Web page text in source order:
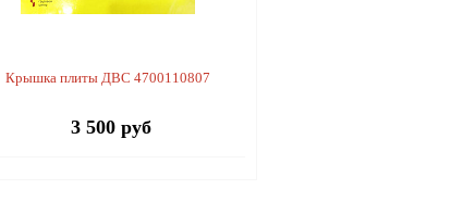
Крышка плиты ДВС 4700110807
3 500 руб